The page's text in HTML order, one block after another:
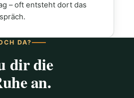
– oft entsteht dort das
DA?
dir die
an.